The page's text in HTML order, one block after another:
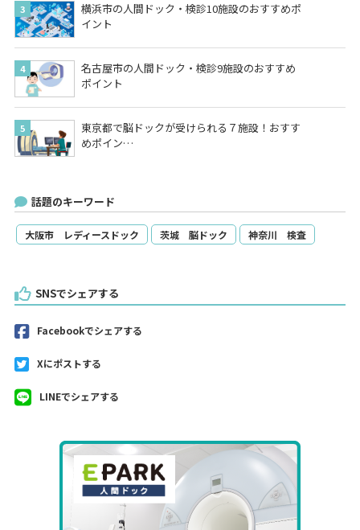
横浜市の人間ドック・検診10施設のおすすめポ
イント
名古屋市の人間ドック・検診9施設のおすすめ
ポイント
東京都で脳ドックが受けられる７施設！おすす
めポイン…
話題のキーワード
大阪市 レディースドック 茨城 脳ドック 神奈川 検査
SNSでシェアする
Facebookでシェアする
Xにポストする
LINEでシェアする